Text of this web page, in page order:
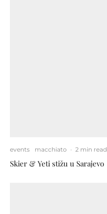
events macchiato · 2 min read
Skier & Yeti stižu u Sarajevo